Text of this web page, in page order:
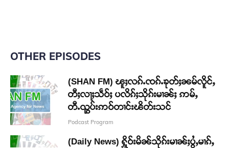
OTHER EPISODES
(SHAN FM) ၽူႈလၵ်ႉၸၵ်ႉၶုတ်ႈၼမ်လိူင်ႇ
တီႈလႃႈသဵဝ်ႈ ပလိၵ်ႈသိုၵ်းမၢၼ်ႈ ဢမ်ႇ
တီႉၺွပ်းဢဝ်တၢင်းၽိတ်းသင်
Podcast Program
(Daily News) ႁိူဝ်းမိၼ်သိုၵ်းမၢၼ်ႈပွႆႇမၢၵ်ႇ